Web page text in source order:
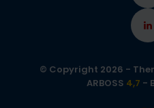
© Copyright 2026 -
ARBOSS 4,7 -